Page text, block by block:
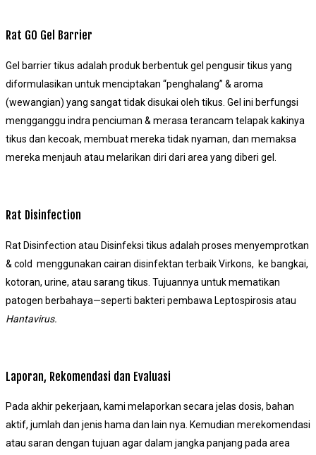
Rat GO Gel Barrier
Gel barrier tikus adalah produk berbentuk gel pengusir tikus yang
diformulasikan untuk menciptakan “penghalang” & aroma
(wewangian) yang sangat tidak disukai oleh tikus. Gel ini berfungsi
mengganggu indra penciuman & merasa terancam telapak kakinya
tikus dan kecoak, membuat mereka tidak nyaman, dan memaksa
mereka menjauh atau melarikan diri dari area yang diberi gel.
Rat Disinfection
Rat Disinfection atau Disinfeksi tikus adalah proses menyemprotkan
& cold menggunakan cairan disinfektan terbaik Virkons, ke bangkai,
kotoran, urine, atau sarang tikus. Tujuannya untuk mematikan
patogen berbahaya—seperti bakteri pembawa Leptospirosis atau
Hantavirus.
Laporan, Rekomendasi dan Evaluasi
Pada akhir pekerjaan, kami melaporkan secara jelas dosis, bahan
aktif, jumlah dan jenis hama dan lain nya. Kemudian merekomendasi
atau saran dengan tujuan agar dalam jangka panjang pada area